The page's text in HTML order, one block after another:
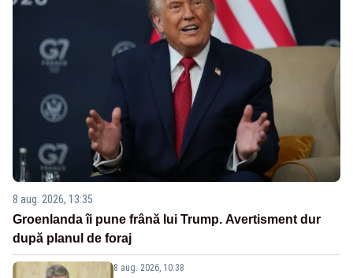
8 aug. 2026, 13:35
Groenlanda îi pune frână lui Trump. Avertisment dur
după planul de foraj
8 aug. 2026, 10:38